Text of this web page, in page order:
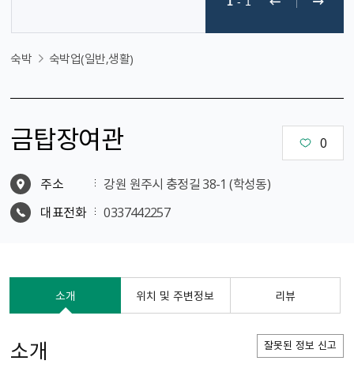
숙박 숙박업(일반,생활)
금탑장여관 0
주소
강원 원주시 충정길 38-1 (학성동)
대표전화
0337442257
소개 위치 및 주변정보 리뷰
소개 잘못된 정보 신고